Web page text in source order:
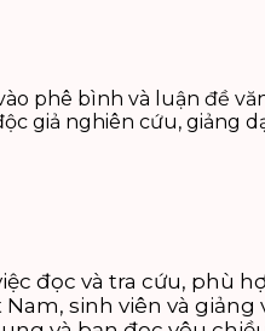
phê bình và luận đề
giả nghiên cứu, giảng
đọc và tra cứu, phù
sinh viên và